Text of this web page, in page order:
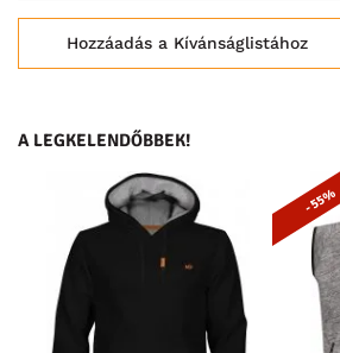
Hozzáadás a Kívánságlistához
A LEGKELENDŐBBEK!
- 55%